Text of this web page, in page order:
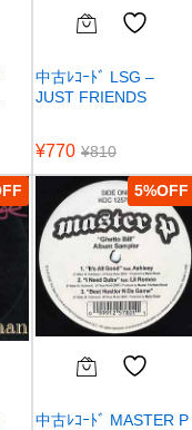
中古ﾚｺｰﾄﾞ LSG –
JUST FRIENDS
¥770 ¥810
5%
中古ﾚｺｰﾄﾞ MASTER P